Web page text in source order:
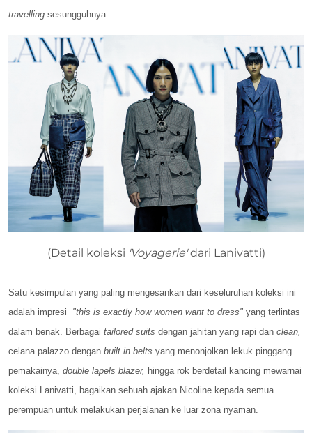
travelling sesungguhnya.
(Detail koleksi 'Voyagerie'dari Lanivatti)
Satu kesimpulan yang paling mengesankan dari keseluruhan koleksi ini
adalah impresi "this is exactly how women want to dress" yang terlintas
dalam benak. Berbagai tailored suits dengan jahitan yang rapi dan clean,
celana palazzo dengan built in belts yang menonjolkan lekuk pinggang
pemakainya, double lapels blazer, hingga rok berdetail kancing mewarnai
koleksi Lanivatti, bagaikan sebuah ajakan Nicoline kepada semua
perempuan untuk melakukan perjalanan ke luar zona nyaman.